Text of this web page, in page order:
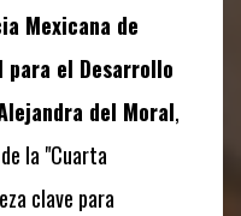
Mexicana de
para el Desarrollo
del Moral,
la "Cuarta
clave para